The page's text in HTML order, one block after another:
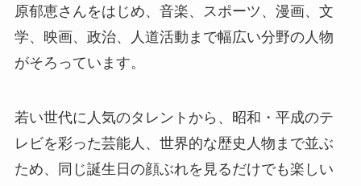
原郁恵さんをはじめ、音楽、スポーツ、漫画、文
学、映画、政治、人道活動まで幅広い分野の人物
がそろっています。
若い世代に人気のタレントから、昭和・平成のテ
レビを彩った芸能人、世界的な歴史人物まで並ぶ
ため、同じ誕生日の顔ぶれを見るだけでも楽しい